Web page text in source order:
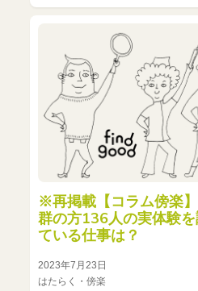
※再掲載【コラム傍楽
群の方136人の実体験
ている仕事は？
2023年7月23日
はたらく・傍楽